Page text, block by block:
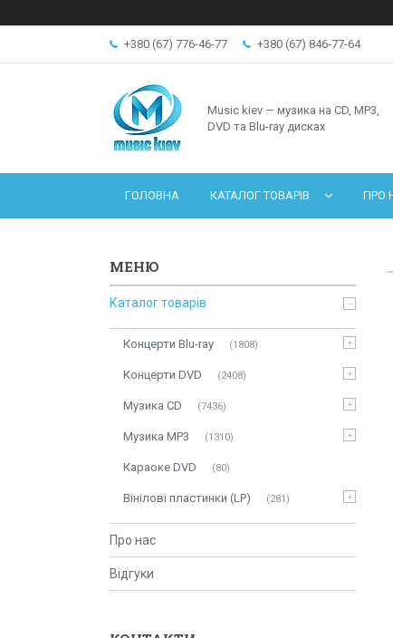
+380 (67) 776-46-77 +380 (67) 846-77-64
Music kiev — музика на CD, MP3,
DVD та Blu-ray дисках
ГОЛОВНА КАТАЛОГ ТОВАРІВ ПРО
Каталог товарів
Концерти Blu-ray 1808
Концерти DVD 2408
Музика CD 7436
Музика MP3 1310
Караоке DVD 80
Вінілові пластинки (LP) 281
Про нас
Відгуки